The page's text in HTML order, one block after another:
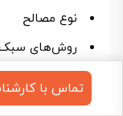
نوع مصالح
روش‌های
حجم و میزان
تماس با